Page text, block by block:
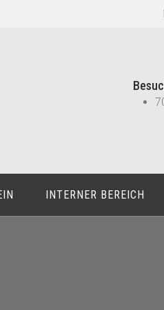
INTERNER BEREICH